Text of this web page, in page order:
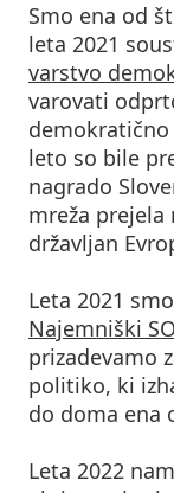
Smo ena od
leta 2021
varstvo
varovati
demokratično
leto so bile
nagrado
mreža prejela
državljan
Leta 2021
Najemniški
prizadevamo
politiko, ki
do doma ena
Leta 2022